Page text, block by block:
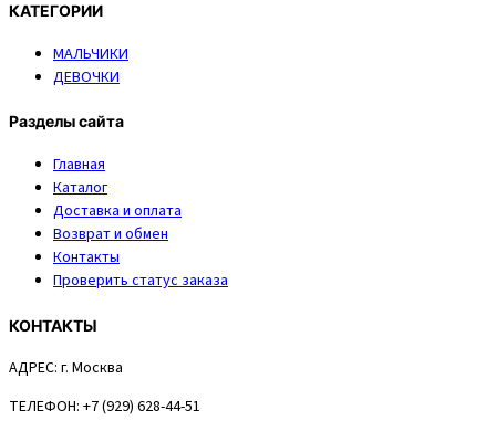
КАТЕГОРИИ
МАЛЬЧИКИ
ДЕВОЧКИ
Разделы сайта
Главная
Каталог
Доставка и оплата
Возврат и обмен
Контакты
Проверить статус заказа
КОНТАКТЫ
АДРЕС: г. Москва
ТЕЛЕФОН: +7 (929) 628-44-51